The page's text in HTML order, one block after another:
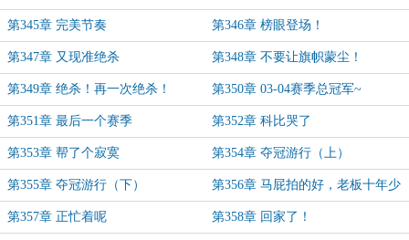
第345章 完美节奏 第346章 榜眼登场！
第347章 又现准绝杀 第348章 不要让旗帜蒙尘！
第349章 绝杀！再一次绝杀！ 第350章 03-04赛季总冠军~
第351章 最后一个赛季 第352章 科比哭了
第353章 帮了个寂寞 第354章 夺冠游行（上）
第355章 夺冠游行（下） 第356章 马屁拍的好，老板十年少
第357章 正忙着呢 第358章 回家了！